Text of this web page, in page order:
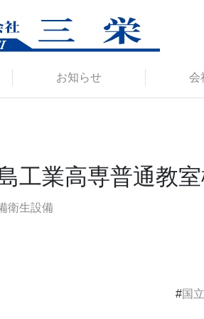
お知らせ 会
工業高専普通教
衛生設備
#国